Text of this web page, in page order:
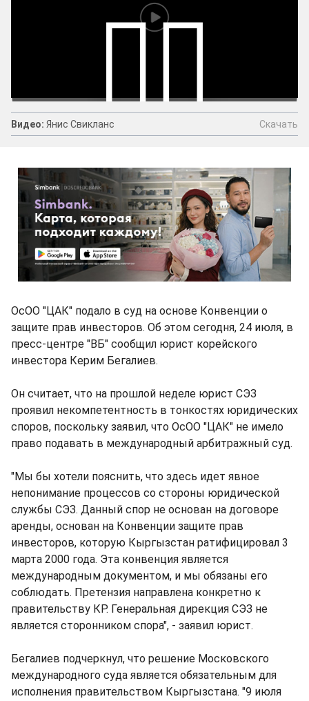
Видео:
Видео: Янис Свикланс Скачать
ОсОО "ЦАК" подало в суд на основе Конвенции о
защите прав инвесторов. Об этом сегодня, 24 июля, в
пресс-центре "ВБ" сообщил юрист корейского
инвестора Керим Бегалиев.
Он считает, что на прошлой неделе юрист СЭЗ
проявил некомпетентность в тонкостях юридических
споров, поскольку заявил, что ОсОО "ЦАК" не имело
право подавать в международный арбитражный суд.
"Мы бы хотели пояснить, что здесь идет явное
непонимание процессов со стороны юридической
службы СЭЗ. Данный спор не основан на договоре
аренды, основан на Конвенции защите прав
инвесторов, которую Кыргызстан ратифицировал 3
марта 2000 года. Эта конвенция является
международным документом, и мы обязаны его
соблюдать. Претензия направлена конкретно к
правительству КР. Генеральная дирекция СЭЗ не
является сторонником спора", - заявил юрист.
Бегалиев подчеркнул, что решение Московского
международного суда является обязательным для
исполнения правительством Кыргызстана. "9 июля